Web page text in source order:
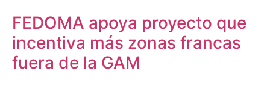
FEDOMA apoya proyecto que
incentiva más zonas francas
fuera de la GAM